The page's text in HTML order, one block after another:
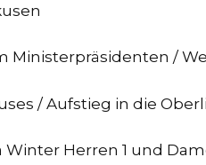
Ministerpräsidenten /
/ Aufstieg in die
Herren 1 und